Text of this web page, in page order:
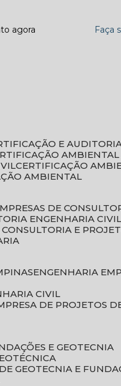
agora
Faça
E
CERTIFICAÇÃO
AMBIENTAL
EMPRESAS DE
ENGENHARIA CIVIL
CONSULTORIA E
ENGENHARIA
CIVIL
DE PROJETOS
E GEOTECNIA
DE GEOTECNIA E